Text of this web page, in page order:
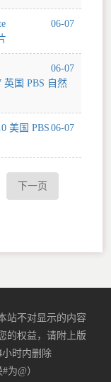
06-07
06-07
英国 PBS 自然
06-07
美国 PBS
下一页
站不对显示的内容
的权益，请附上版
时内删除
为@）